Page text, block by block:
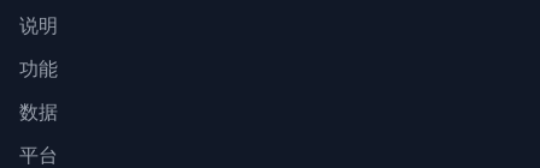
说明
功能
数据
平台